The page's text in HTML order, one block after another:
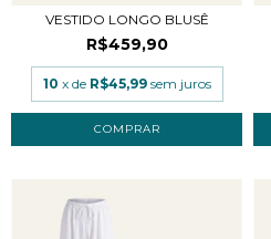
VESTIDO LONGO BLUSÊ
R$459,90
10 x de R$45,99 sem juros
COMPRAR